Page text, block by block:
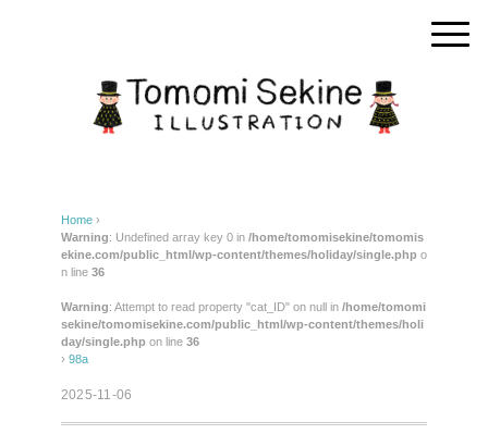
Home ›
Warning: Undefined array key 0 in /home/tomomisekine/tomomis
ekine.com/public_html/wp-content/themes/holiday/single.php o
n line 36
Warning: Attempt to read property "cat_ID" on null in /home/tomomi
sekine/tomomisekine.com/public_html/wp-content/themes/holi
day/single.php on line 36
› 98a
2025-11-06